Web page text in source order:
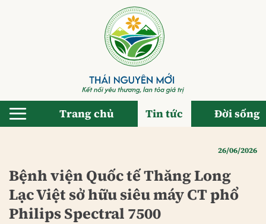
Trang chủ Tin tức Đời sống
26/06/2026
Bệnh viện Quốc tế Thăng Long
Lạc Việt sở hữu siêu máy CT phổ
Philips Spectral 7500